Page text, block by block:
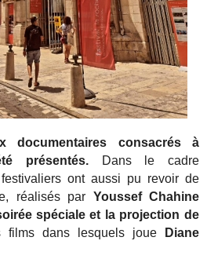
documentaires consacrés à
présentés.Dans le cadre
ont aussi pu revoir de
réalisés par Youssef Chahine
spéciale et la projection de
films dans lesquels joue
Diane